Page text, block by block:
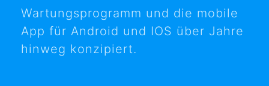
Wartungsprogramm und die mobile
App für Android und IOS über Jahre
hinweg konzipiert.